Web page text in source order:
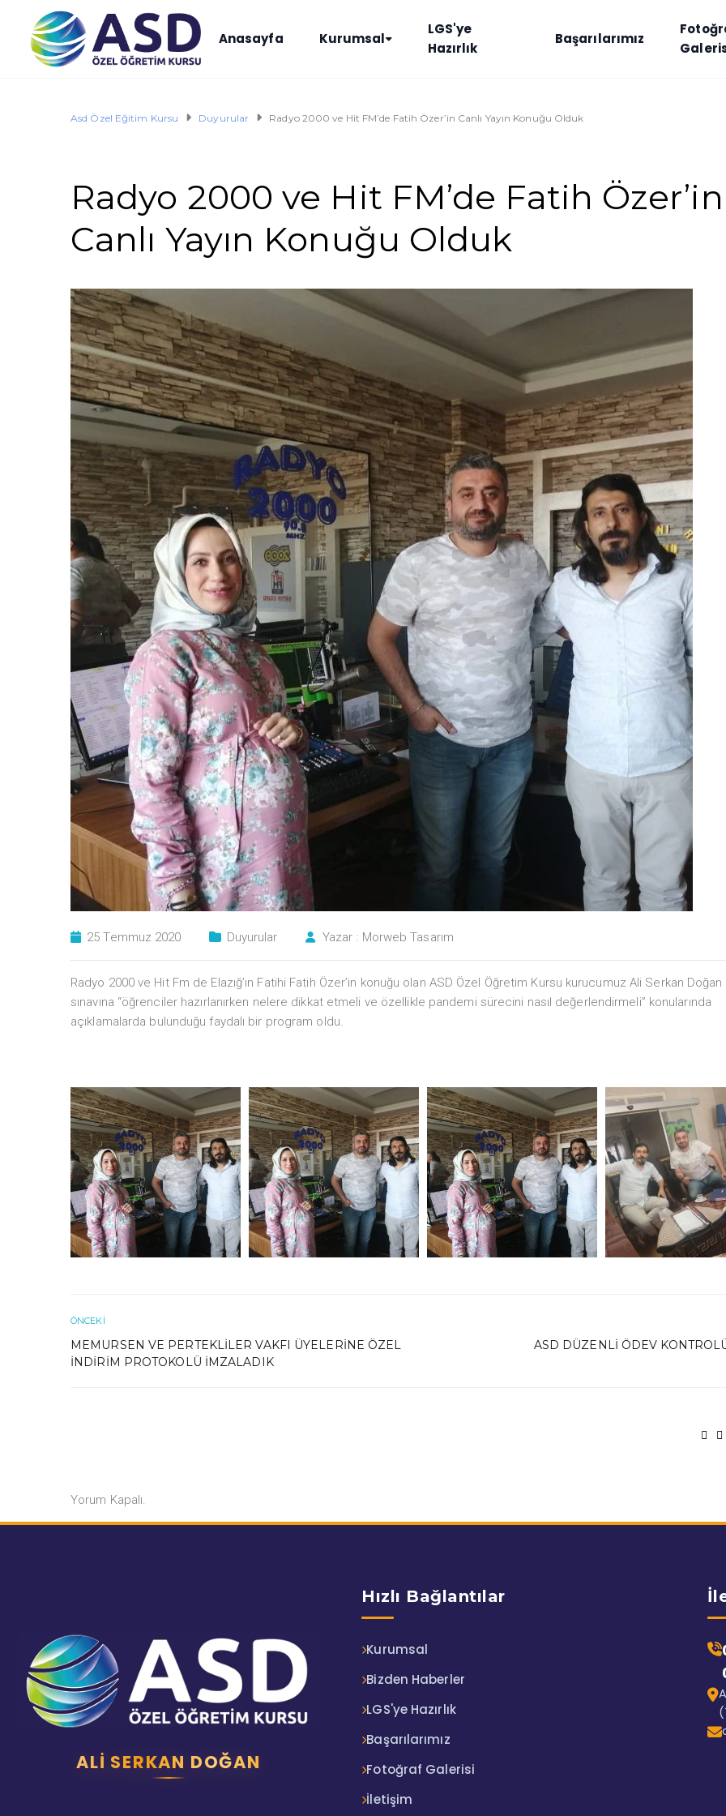
Anasayfa Kurumsal
LGS'ye
Hazırlık
Başarılarımız
Asd Özel Eğitim Kursu Duyurular Radyo 2000 ve Hit FM’de Fatih Özer’in Canlı Yayın Konuğu Olduk
Radyo 2000 ve Hit FM’de Fatih Özer’in
Canlı Yayın Konuğu Olduk
25 Temmuz 2020 Duyurular Yazar : Morweb Tasarım
Radyo 2000 ve Hit Fm de Elazığ’ın Fatihi Fatih Özer’in konuğu olan ASD Özel Öğretim Kursu kurucumuz Ali Serkan Doğan
sınavına “öğrenciler hazırlanırken nelere dikkat etmeli ve özellikle pandemi sürecini nasıl değerlendirmeli” konularında
açıklamalarda bulunduğu faydalı bir program oldu.
ÖNCEKI
MEMURSEN VE PERTEKLILER VAKFI ÜYELERINE ÖZEL
İNDIRIM PROTOKOLÜ İMZALADIK
ASD DÜZENLI ÖDEV
Yorum Kapalı.
ALI SERKAN DOĞAN
Hızlı Bağlantılar
Kurumsal
Bizden Haberler
LGS'ye Hazırlık
Başarılarımız
Fotoğraf Galerisi
İletişim